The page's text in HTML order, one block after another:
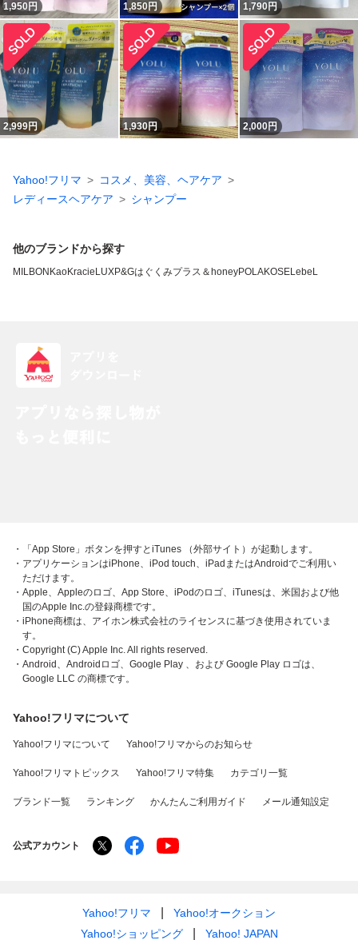
1,950 円 1,850円 1,790円
2,999円 1,930円 2,000円
Yahoo!フリマ
コスメ、美容、ヘアケア
レディースヘアケア
シャンプー
他のブランドから探す
MILBON KaoKracie LUXP&Gはぐくみプラス ＆honeyPOLAKOSELebeL
・「App Store」ボタンを押すとiTunes （外部サイト）が起動します。
・アプリケーションはiPhone、iPod touch、iPadまたはAndroidでご利用い
ただけます。
・Apple、Appleのロゴ、App Store、iPodのロゴ、iTunesは、米国および他
国のApple Inc.の登録商標です。
・iPhone商標は、アイホン株式会社のライセンスに基づき使用されていま
す。
・Copyright (C) Apple Inc. All rights reserved.
・Android、Androidロゴ、Google Play 、および Google Play ロゴは、
Google LLC の商標です。
Yahoo!フリマについて
Yahoo!フリマについて Yahoo!フリマからのお知らせ
Yahoo!フリマトピックス Yahoo!フリマ特集 カテゴリ一覧
ブランド一覧 ランキング かんたんご利用ガイド メール通知設定
公式アカウント
Yahoo!フリマ
Yahoo!オークション
Yahoo!ショッピング
Yahoo! JAPAN